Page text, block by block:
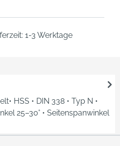
1-3 Werktage
HSS • DIN 338 • Typ N •
25–30° • Seitenspanwinkel